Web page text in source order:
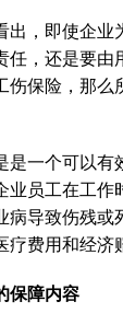
出，即使企业
任，还是要由
伤保险，那么
是一个可以
业员工在工作
病导致伤残或
疗费用和经济
保障内容